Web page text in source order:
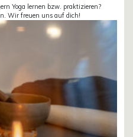
Yoga lernen bzw. praktizieren?
Wir freuen uns auf dich!